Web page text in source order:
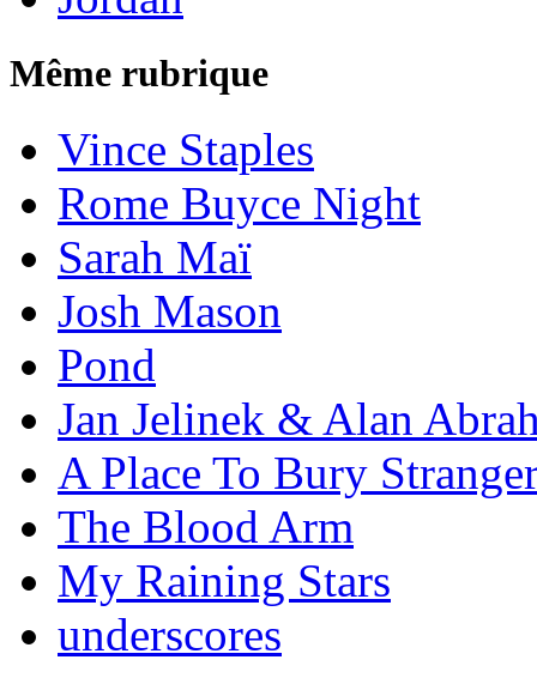
Même rubrique
Vince Staples
Rome Buyce Night
Sarah Maï
Josh Mason
Pond
Jan Jelinek & Alan
A Place To Bury
The Blood Arm
My Raining Stars
underscores